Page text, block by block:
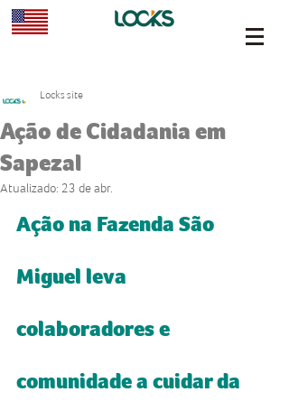
Ação de Cidadania em
Sapezal
Locks site
Atualizado: 23 de abr.
Ação na Fazenda São
Miguel leva
colaboradores e
comunidade a cuidar da